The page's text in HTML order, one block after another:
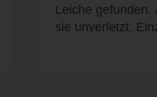
Leiche gefunden.
sie unverletzt.